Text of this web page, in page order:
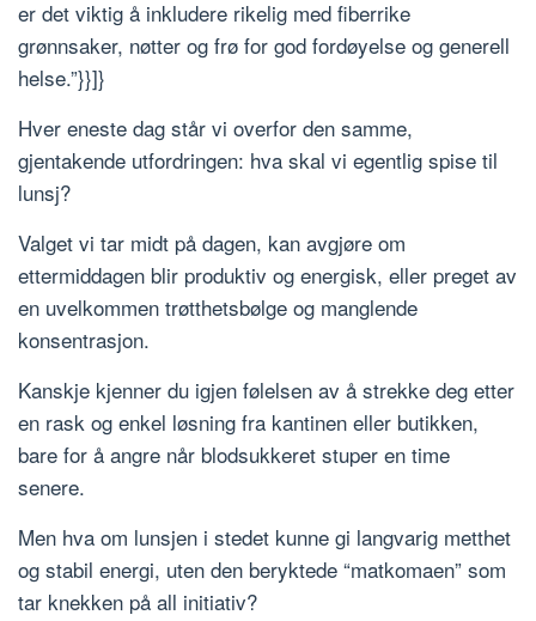
er det viktig å inkludere rikelig med fiberrike
grønnsaker, nøtter og frø for god fordøyelse og generell
helse.”}}]}
Hver eneste dag står vi overfor den samme,
gjentakende utfordringen: hva skal vi egentlig spise til
lunsj?
Valget vi tar midt på dagen, kan avgjøre om
ettermiddagen blir produktiv og energisk, eller preget av
en uvelkommen trøtthetsbølge og manglende
konsentrasjon.
Kanskje kjenner du igjen følelsen av å strekke deg etter
en rask og enkel løsning fra kantinen eller butikken,
bare for å angre når blodsukkeret stuper en time
senere.
Men hva om lunsjen i stedet kunne gi langvarig metthet
og stabil energi, uten den beryktede “matkomaen” som
tar knekken på all initiativ?